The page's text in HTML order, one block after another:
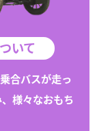
いて
合バスが走っ
様々なおもち